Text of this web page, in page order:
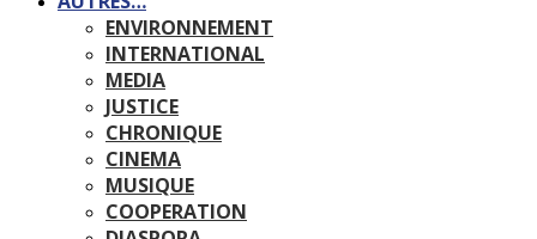
ENVIRONNEMENT
INTERNATIONAL
MEDIA
JUSTICE
CHRONIQUE
CINEMA
MUSIQUE
COOPERATION